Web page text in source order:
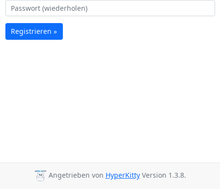
Registrieren »
Angetrieben von HyperKittyVersion 1.3.8.